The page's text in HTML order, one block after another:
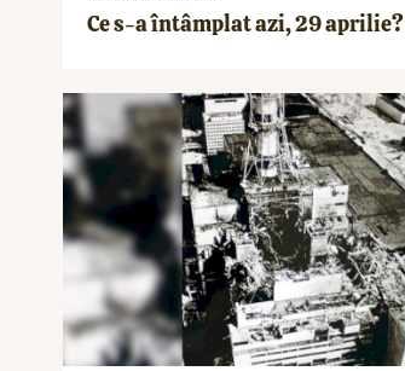
Ce s-a întâmplat azi, 29 aprilie?